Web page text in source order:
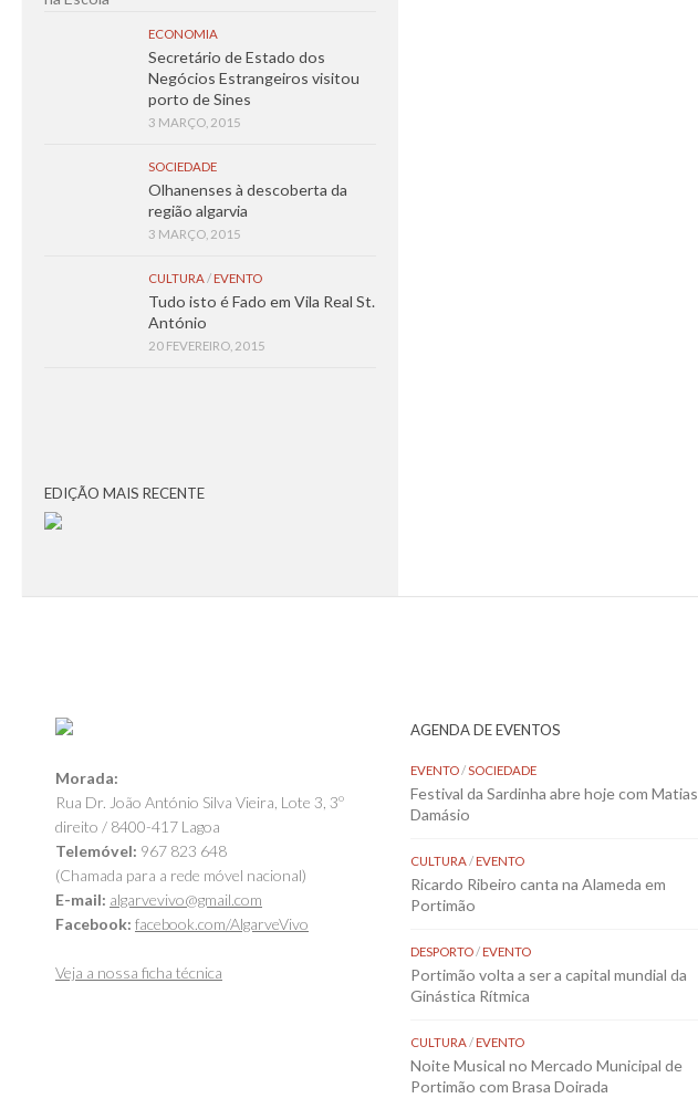
ECONOMIA
Secretário de Estado dos
Negócios Estrangeiros visitou
porto de Sines
3 MARÇO, 2015
SOCIEDADE
Olhanenses à descoberta da
região algarvia
3 MARÇO, 2015
CULTURA/ EVENTO
Tudo isto é Fado em Vila Real St.
António
20 FEVEREIRO, 2015
EDIÇÃO MAIS RECENTE
Morada:
Rua Dr. João António Silva Vieira, Lote 3, 3º
direito / 8400-417 Lagoa
Telemóvel: 967 823 648
(Chamada para a rede móvel nacional)
E-mail: algarvevivo@gmail.com
Facebook: facebook.com/AlgarveVivo
Veja a nossa ficha técnica
AGENDA DE EVENTOS
EVENTO/SOCIEDADE
Festival da Sardinha abre hoje com Matias
Damásio
CULTURA/EVENTO
Ricardo Ribeiro canta na Alameda em
Portimão
DESPORTO/EVENTO
Portimão volta a ser a capital mundial da
Ginástica Rítmica
CULTURA/EVENTO
Noite Musical no Mercado Municipal de
Portimão com Brasa Doirada